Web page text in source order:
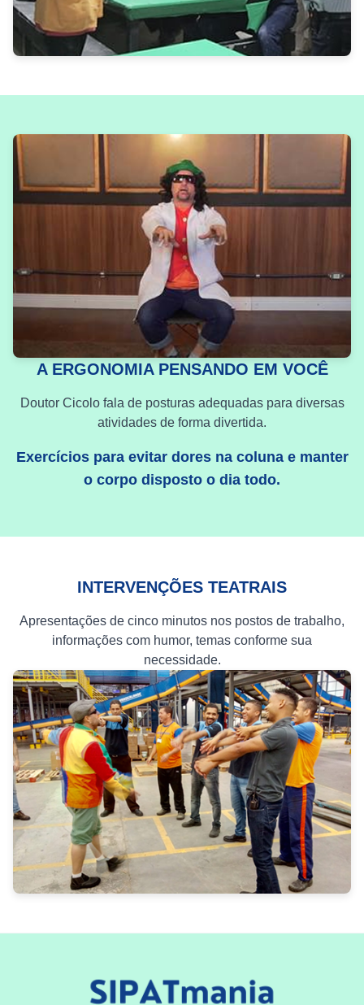
A ERGONOMIA PENSANDO EM VOCÊ
Doutor Cicolo fala de posturas adequadas para diversas
atividades de forma divertida.
Exercícios para evitar dores na coluna e manter
o corpo disposto o dia todo.
INTERVENÇÕES TEATRAIS
Apresentações de cinco minutos nos postos de trabalho,
informações com humor, temas conforme sua
necessidade.